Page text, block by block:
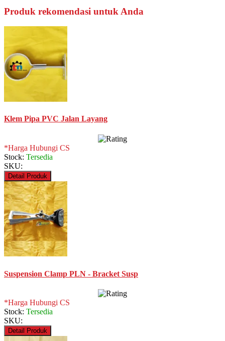
Produk rekomendasi untuk Anda
Klem Pipa PVC Jalan Layang
*Harga Hubungi CS
Stock: Tersedia
SKU:
Detail Produk
Suspension Clamp PLN - Bracket Susp
*Harga Hubungi CS
Stock: Tersedia
SKU:
Detail Produk